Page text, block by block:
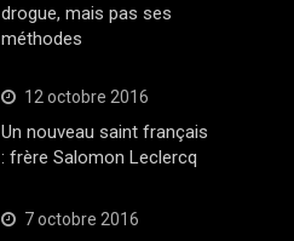
drogue, mais pas ses
méthodes
12 octobre 2016
Un nouveau saint français
: frère Salomon Leclercq
7 octobre 2016